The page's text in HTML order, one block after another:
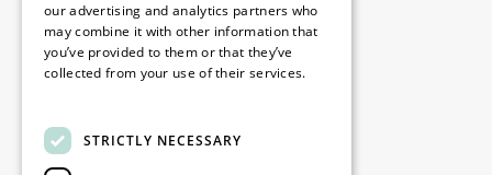
Investor Hub
Cariere
Contact
Legale
our advertising and analytics partners who
may combine it with other information that
you’ve provided to them or that they’ve
collected from your use of their services.
STRICTLY NECESSARY